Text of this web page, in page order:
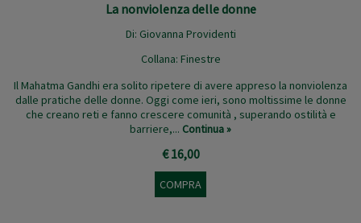
La nonviolenza delle donne
Di: Giovanna Providenti
Collana: Finestre
Il Mahatma Gandhi era solito ripetere di avere appreso la nonviolenza
dalle pratiche delle donne. Oggi come ieri, sono moltissime le donne
che creano reti e fanno crescere comunità , superando ostilità e
barriere,... Continua »
€ 16,00
COMPRA